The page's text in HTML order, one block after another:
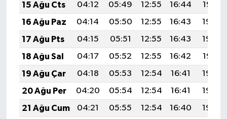
15 Ağu Cts
04:12 05:49 12:55 16:44
19:52
16 Ağu Paz
04:14 05:50 12:55 16:43
19:50
17 Ağu Pts
04:15 05:51 12:55 16:43
19:49
18 Ağu Sal
04:17 05:52 12:55 16:42
19:47
19 Ağu Çar
04:18 05:53 12:54 16:41
19:46
20 Ağu Per
04:20 05:54 12:54 16:41
19:44
21 Ağu Cum
04:21 05:55 12:54 16:40
19:43